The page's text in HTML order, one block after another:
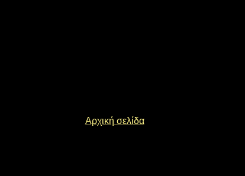
Αρχική σελίδα